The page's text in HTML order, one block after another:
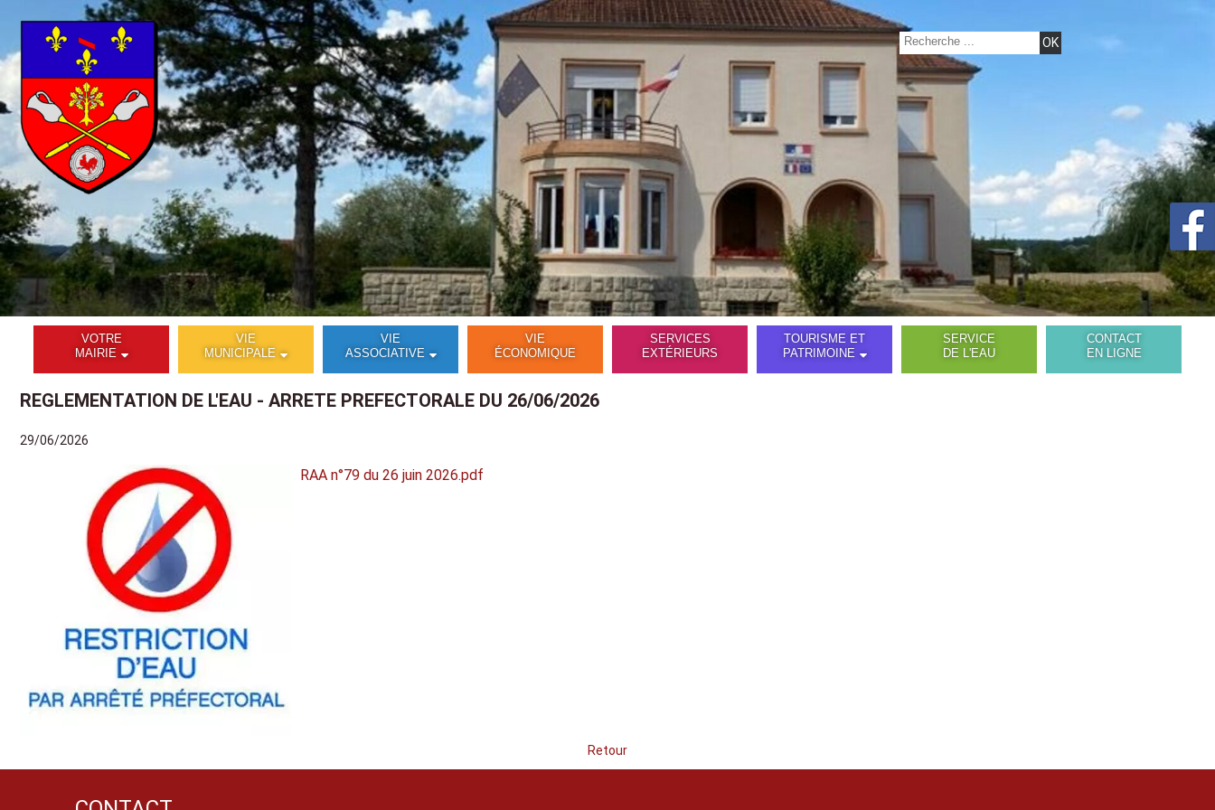
VOTRE
MAIRIE
VIE
MUNICIPALE
VIE
ASSOCIATIVE
VIE
ÉCONOMIQUE
SERVICES
EXTÉRIEURS
TOURISME ET
PATRIMOINE
SERVICE
DE L'EAU
CONTACT
EN LIGNE
REGLEMENTATION DE L'EAU - ARRETE PREFECTORALE DU 26/06/2026
29/06/2026
RAA n°79 du 26 juin 2026.pdf
Retour